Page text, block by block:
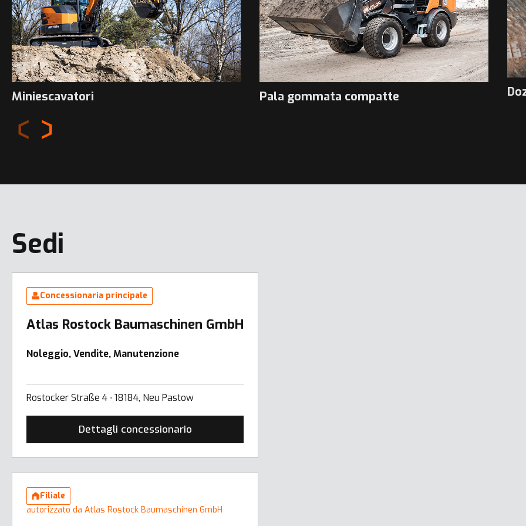
Miniescavatori Pala gommata compatte
Sedi
Concessionaria principale
Atlas Rostock Baumaschinen GmbH
Noleggio, Vendite, Manutenzione
Rostocker Straße 4 ∙ 18184, Neu Pastow
Dettagli concessionario
Filiale
autorizzato da Atlas Rostock Baumaschinen GmbH